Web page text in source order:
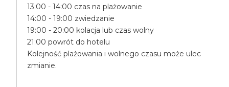
13:00 - 14:00 czas na plażowanie
14:00 - 19:00 zwiedzanie
19:00 - 20:00 kolacja lub czas wolny
21:00 powrót do hotelu
Kolejność plażowania i wolnego czasu może ulec
zmianie.